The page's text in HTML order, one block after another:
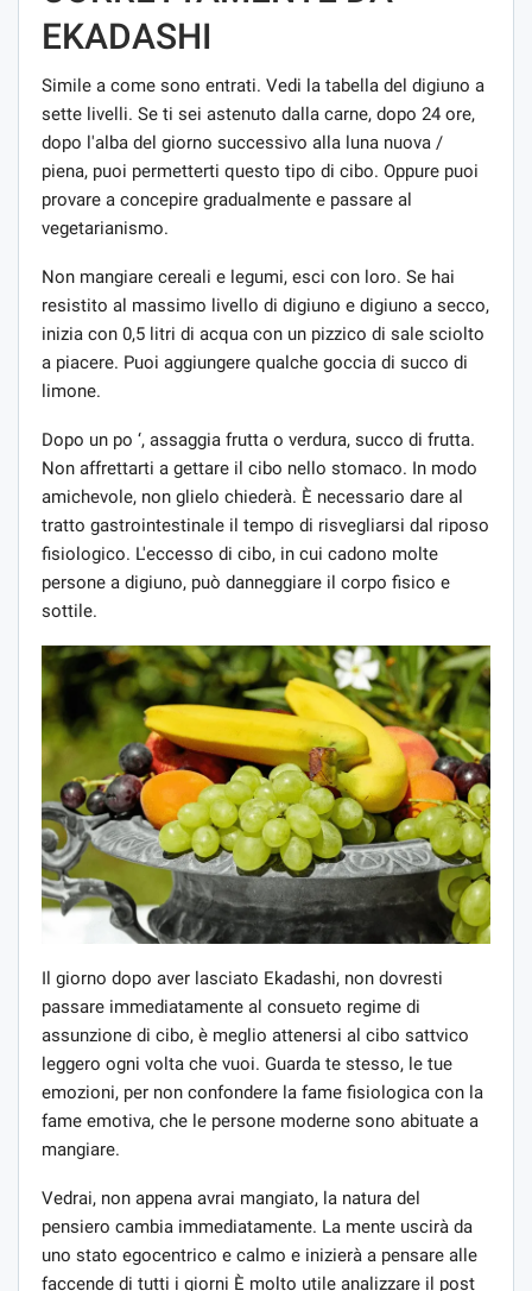
EKADASHI
Simile a come sono entrati. Vedi la tabella del digiuno a
sette livelli. Se ti sei astenuto dalla carne, dopo 24 ore,
dopo l'alba del giorno successivo alla luna nuova /
piena, puoi permetterti questo tipo di cibo. Oppure puoi
provare a concepire gradualmente e passare al
vegetarianismo.
Non mangiare cereali e legumi, esci con loro. Se hai
resistito al massimo livello di digiuno e digiuno a secco,
inizia con 0,5 litri di acqua con un pizzico di sale sciolto
a piacere. Puoi aggiungere qualche goccia di succo di
limone.
Dopo un po ‘, assaggia frutta o verdura, succo di frutta.
Non affrettarti a gettare il cibo nello stomaco. In modo
amichevole, non glielo chiederà. È necessario dare al
tratto gastrointestinale il tempo di risvegliarsi dal riposo
fisiologico. L'eccesso di cibo, in cui cadono molte
persone a digiuno, può danneggiare il corpo fisico e
sottile.
Il giorno dopo aver lasciato Ekadashi, non dovresti
passare immediatamente al consueto regime di
assunzione di cibo, è meglio attenersi al cibo sattvico
leggero ogni volta che vuoi. Guarda te stesso, le tue
emozioni, per non confondere la fame fisiologica con la
fame emotiva, che le persone moderne sono abituate a
mangiare.
Vedrai, non appena avrai mangiato, la natura del
pensiero cambia immediatamente. La mente uscirà da
uno stato egocentrico e calmo e inizierà a pensare alle
faccende di tutti i giorni È molto utile analizzare il post